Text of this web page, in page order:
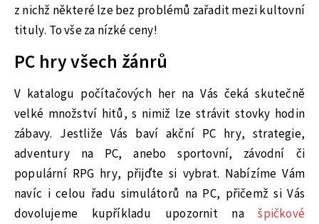
z nichž některé lze bez problémů zařadit mezi kultovní
tituly. To vše za nízké ceny!
PC hry všech žánrů
V katalogu počítačových her na Vás čeká skutečně
velké množství hitů, s nimiž lze strávit stovky hodin
zábavy. Jestliže Vás baví akční PC hry, strategie,
adventury na PC, anebo sportovní, závodní či
populární RPG hry, přijďte si vybrat. Nabízíme Vám
navíc i celou řadu simulátorů na PC, přičemž si Vás
dovolujeme kupříkladu upozornit našpičkové